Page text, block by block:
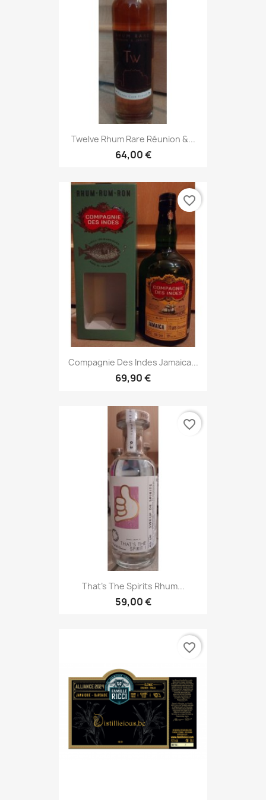
Twelve Rhum Rare Réunion &...
64,00 €
Compagnie Des Indes Jamaica...
69,90 €
favorite_border
That's The Spirits Rhum...
59,00 €
favorite_border
favorite_border